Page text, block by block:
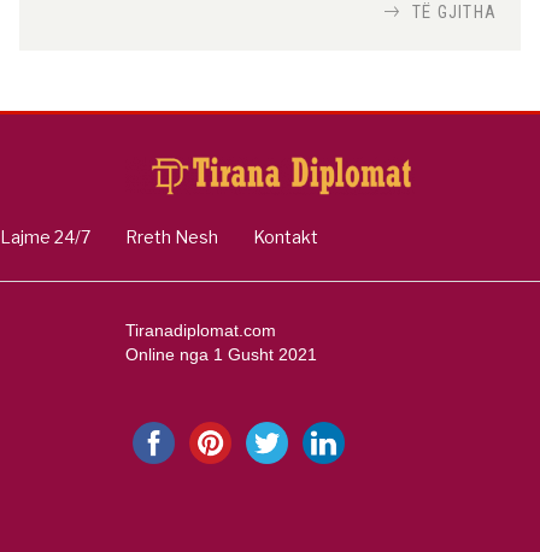
inteligjente izraelite
TË GJITHA
Lajme 24/7 Rreth Nesh Kontakt
Tiranadiplomat.com
Online nga 1 Gusht 2021